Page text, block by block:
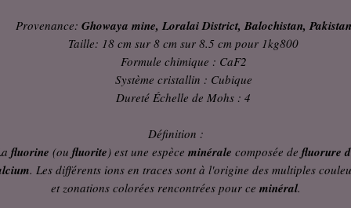
Provenance: Ghowaya mine, Loralai District, Balochistan, Pakistan
Taille: 18 cm sur 8 cm sur 8.5 cm pour 1kg800
Formule chimique : CaF2
Système cristallin : Cubique
Dureté Échelle de Mohs : 4
Définition :
fluorine (ou fluorite) est une espèce minérale composée de fluorure
. Les différents ions en traces sont à l'origine des multiples
et zonations colorées rencontrées pour ce minéral.